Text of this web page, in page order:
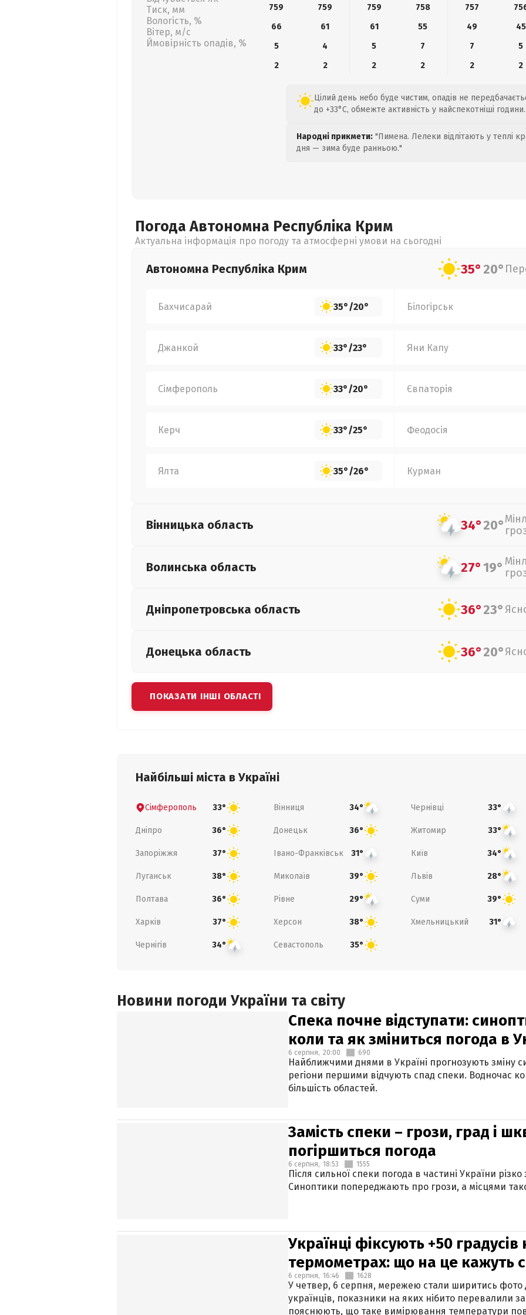
Тиск, мм
Вологість, %
Вітер, м/с
Ймовірність опадів, %
759 759 759 758 757
66
61 61 55 49
45
5
4 5 7 7
5
2
2 2 2 2 2
Цілий день небо буде чистим, опадів не
до +33°C, обмежте активність у найспекотніші години.
Народні прикмети: "Пимена. Лелеки відлітають у теплі
дня — зима буде ранньою."
Погода Автономна Республіка Крим
Актуальна інформація про погоду та атмосферні умови на сьогодні
Автономна Республіка Крим 35°20°
Бахчисарай 35°/20° Білогірськ
Джанкой 33°/23° Яни Капу
Сімферополь 33°/20° Євпаторія
Керч 33°/25° Феодосія
Ялта 35°/26° Курман
Вінницька область 34°20°
Волинська область 27°19°
Дніпропетровська область 36°23°
Донецька область 36°20°
ПОКАЗАТИ ІНШІ ОБЛАСТІ
Найбільші міста в Україні
Сімферополь 33° Вінниця 34° Чернівці 33°
Дніпро 36° Донецьк 36° Житомир 33°
Запоріжжя 37° Івано-Франківськ 31° Київ 34°
Луганськ 38° Миколаїв 39° Львів 28°
Полтава 36° Рівне 29° Суми 39°
Харків 37° Херсон 38° Хмельницький 31°
Чернігів 34° Севастополь 35°
Новини погоди України та світу
Спека почне відступати:
коли та як зміниться погода в
6 серпня, 20:00 690
Найближчими днями в Україні прогнозують зміну
регіони першими відчують спад спеки. Водночас
більшість областей.
Замість спеки – грози, град і
погіршиться погода
6 серпня, 18:53 1555
Після сильної спеки погода в частині України
Синоптики попереджають про грози, а місцями
Українці фіксують +50
термометрах: що на це кажуть
6 серпня, 16:46 1628
У четвер, 6 серпня, мережею стали ширитись фото
українців, показники на яких нібито перевалили
пояснюють, що таке вимірювання температури